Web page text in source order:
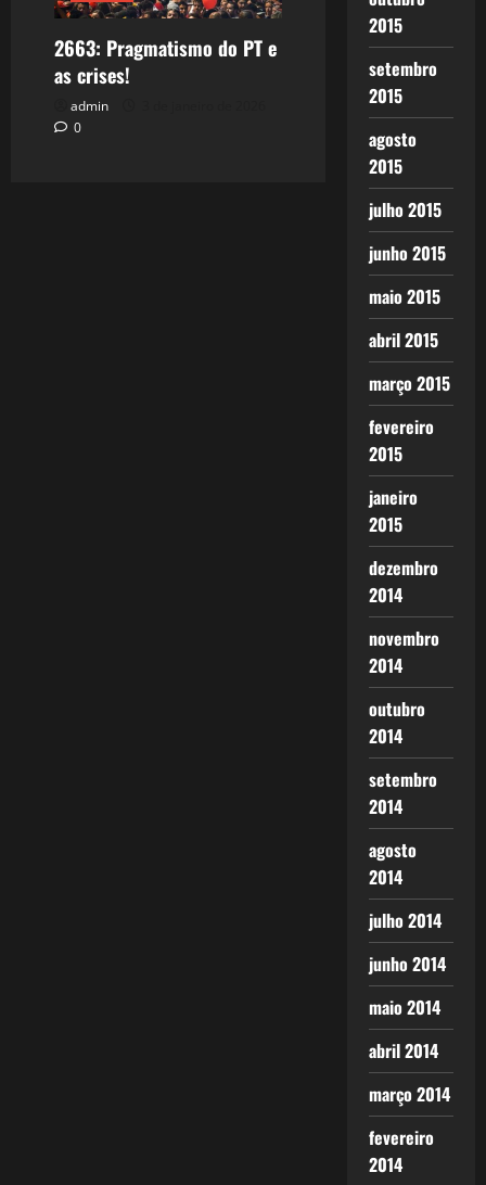
2663: Pragmatismo do PT e
as crises!
admin
0
2015
setembro
2015
agosto
2015
julho 2015
junho 2015
maio 2015
abril 2015
março 2015
fevereiro
2015
janeiro
2015
dezembro
2014
novembro
2014
outubro
2014
setembro
2014
agosto
2014
julho 2014
junho 2014
maio 2014
abril 2014
março 2014
fevereiro
2014